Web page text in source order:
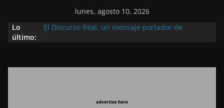
lunes, agosto 10, 2026
Lo
último:
El Discurso Real, un mensaje portador de
Extranjero: al servicio de los grandes proyectos de